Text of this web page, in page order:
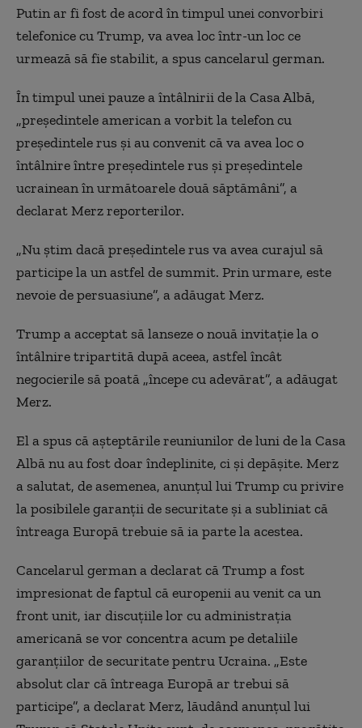
Putin ar fi fost de acord în timpul unei convorbiri
telefonice cu Trump, va avea loc într-un loc ce
urmează să fie stabilit, a spus cancelarul german.
În timpul unei pauze a întâlnirii de la Casa Albă,
„preşedintele american a vorbit la telefon cu
preşedintele rus şi au convenit că va avea loc o
întâlnire între preşedintele rus şi preşedintele
ucrainean în următoarele două săptămâni”, a
declarat Merz reporterilor.
„Nu ştim dacă preşedintele rus va avea curajul să
participe la un astfel de summit. Prin urmare, este
nevoie de persuasiune”, a adăugat Merz.
Trump a acceptat să lanseze o nouă invitaţie la o
întâlnire tripartită după aceea, astfel încât
negocierile să poată „începe cu adevărat”, a adăugat
Merz.
El a spus că aşteptările reuniunilor de luni de la Casa
Albă nu au fost doar îndeplinite, ci şi depăşite. Merz
a salutat, de asemenea, anunţul lui Trump cu privire
la posibilele garanţii de securitate şi a subliniat că
întreaga Europă trebuie să ia parte la acestea.
Cancelarul german a declarat că Trump a fost
impresionat de faptul că europenii au venit ca un
front unit, iar discuţiile lor cu administraţia
americană se vor concentra acum pe detaliile
garanţiilor de securitate pentru Ucraina. „Este
absolut clar că întreaga Europă ar trebui să
participe”, a declarat Merz, lăudând anunţul lui